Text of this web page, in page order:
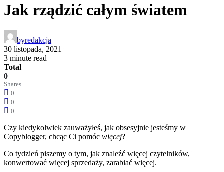
Jak rządzić całym światem
byredakcja
30 listopada, 2021
3 minute read
Total
0
Shares
0
0
0
Czy kiedykolwiek zauważyłeś, jak obsesyjnie jesteśmy w
Copyblogger, chcąc Ci pomóc więcej?
Co tydzień piszemy o tym, jak znaleźć więcej czytelników,
konwertować więcej sprzedaży, zarabiać więcej.